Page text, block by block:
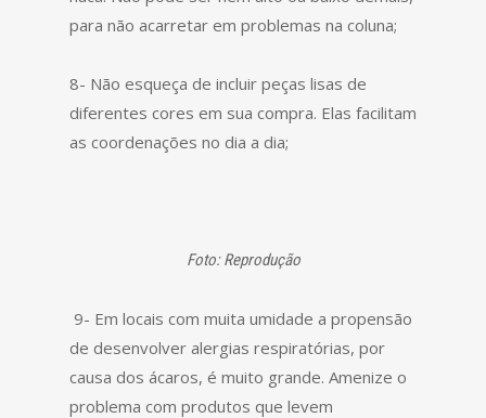
para não acarretar em problemas na coluna;
8- Não esqueça de incluir peças lisas de
diferentes cores em sua compra. Elas facilitam
as coordenações no dia a dia;
Foto: Reprodução
9- Em locais com muita umidade a propensão
de desenvolver alergias respiratórias, por
causa dos ácaros, é muito grande. Amenize o
problema com produtos que levem